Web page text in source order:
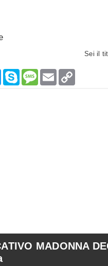
Sei il
TwitterSkypeMessage
Email
MADONNA